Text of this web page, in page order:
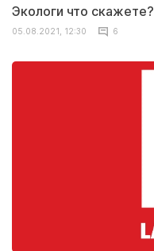
Экологи что скажете?
05.08.2021, 12:30 6